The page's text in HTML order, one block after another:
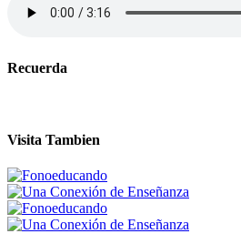
Recuerda
Visita Tambien